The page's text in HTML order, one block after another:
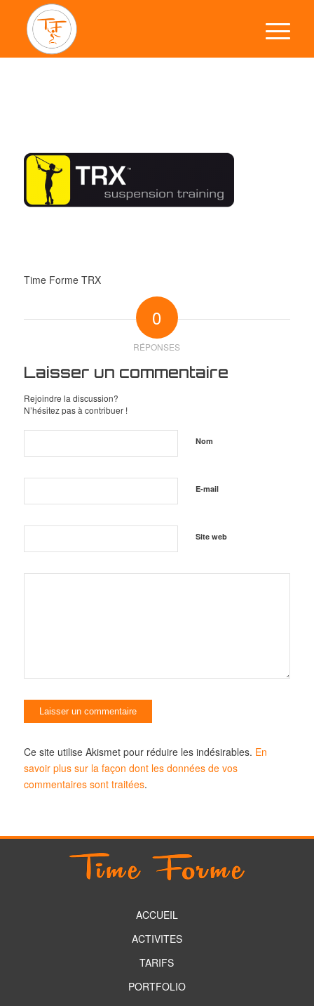
Time Forme TRX
0
RÉPONSES
Laisser un commentaire
Rejoindre la discussion?
N’hésitez pas à contribuer !
Nom
E-mail
Site web
Ce site utilise Akismet pour réduire les indésirables. En
savoir plus sur la façon dont les données de vos
commentaires sont traitées.
ACCUEIL
ACTIVITES
TARIFS
PORTFOLIO